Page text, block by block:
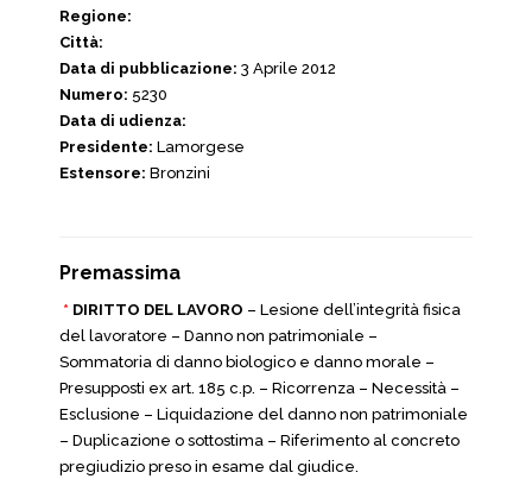
Regione:
Città:
Data di pubblicazione: 3 Aprile 2012
Numero: 5230
Data di udienza:
Presidente: Lamorgese
Estensore: Bronzini
Premassima
* DIRITTO DEL LAVORO – Lesione dell’integrità fisica
del lavoratore – Danno non patrimoniale –
Sommatoria di danno biologico e danno morale –
Presupposti ex art. 185 c.p. – Ricorrenza – Necessità –
Esclusione – Liquidazione del danno non patrimoniale
– Duplicazione o sottostima – Riferimento al concreto
pregiudizio preso in esame dal giudice.